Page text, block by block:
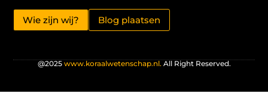
Wie zijn wij? Blog plaatsen
@2025 www.koraalwetenschap.nl. All Right Reserved.